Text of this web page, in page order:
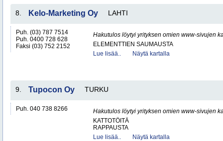
8. Kelo-Marketing Oy LAHTI
Puh. (03) 787 7514
Puh. 0400 728 628
Faksi (03) 752 2152
Hakutulos löytyi yrityksen omien www-sivujen
ELEMENTTIEN SAUMAUSTA
Lue lisää..
Näytä kartalla
9. Tupocon Oy TURKU
Puh. 040 738 8266
Hakutulos löytyi yrityksen omien www-sivujen
KATTOTÖITÄ
RAPPAUSTA
Lue lisää..
Näytä kartalla